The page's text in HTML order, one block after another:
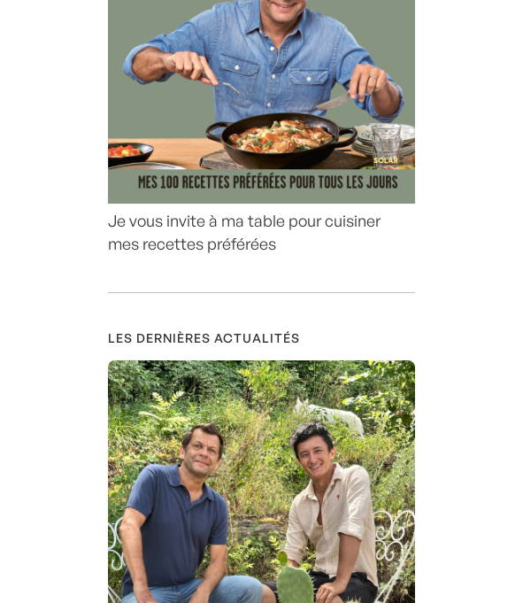
Je vous invite à ma table pour cuisiner
mes recettes préférées
LES DERNIÈRES ACTUALITÉS